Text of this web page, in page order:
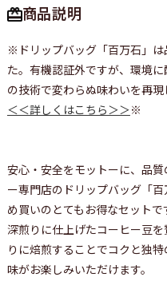
商品説明
※ドリップバッグ「百万石」
た。有機認証外ですが、環境
の技術で変わらぬ味わいを再現
＜＜詳しくはこちら＞＞※
安心・安全をモットーに、品
ー専門店のドリップバッグ「
め買いのとてもお得なセットで
深煎りに仕上げたコーヒー豆
りに焙煎することでコクと独
味がお楽しみいただけます。